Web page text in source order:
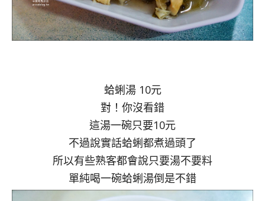
蛤蜊湯 10元
對！你沒看錯
這湯一碗只要10元
不過說實話蛤蜊都煮過頭了
所以有些熟客都會說只要湯不要料
單純喝一碗蛤蜊湯倒是不錯